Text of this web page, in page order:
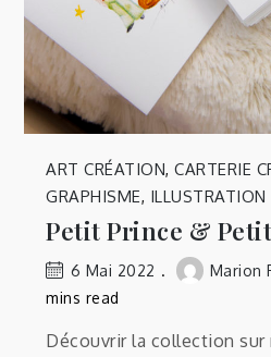
ART CRÉATION,CARTERIE
GRAPHISME, ILLUSTRATION
Petit Prince &
6 Mai 2022 Marion
mins read
Découvrir la collection